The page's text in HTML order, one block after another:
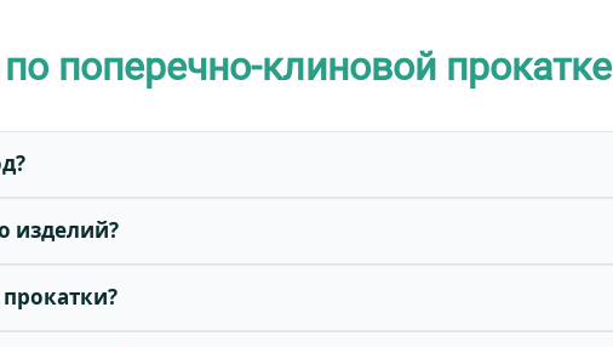
поперечно-клиновой прокатке
изделий?